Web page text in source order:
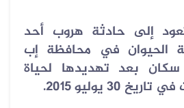
إلى حادثة هروب أحد
الحيوان في محافظة إب
بعد تهديدها لحياة
30 يوليو 2015
.